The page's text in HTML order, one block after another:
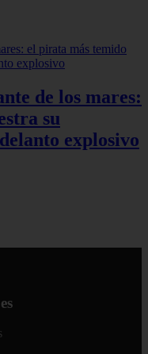
de los mares:
su
explosivo